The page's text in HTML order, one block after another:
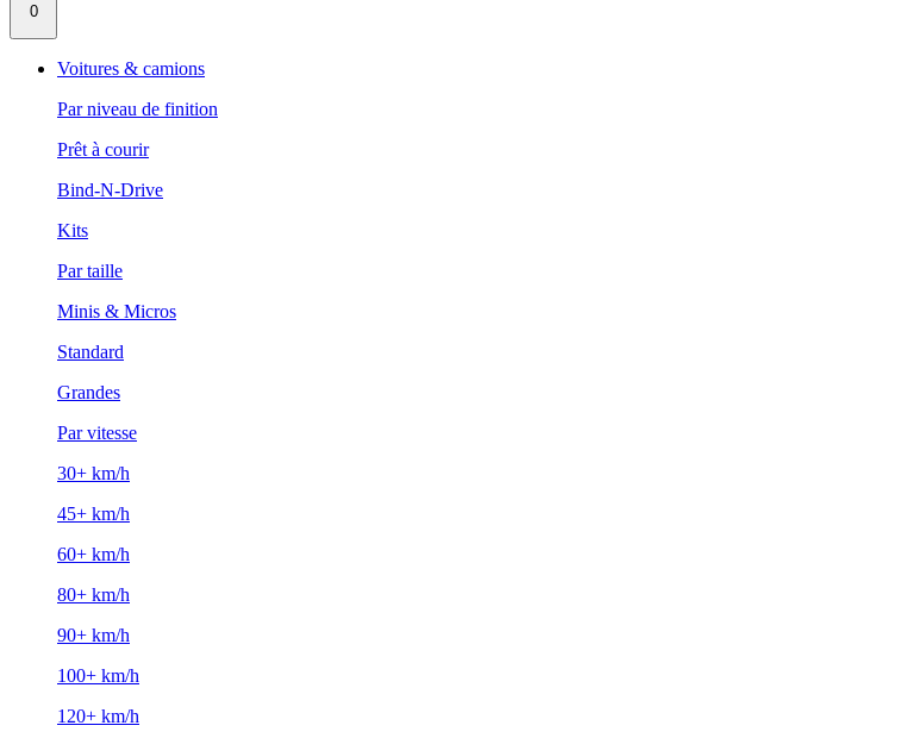
0
Voitures & camions
Par niveau de finition
Prêt à courir
Bind-N-Drive
Kits
Par taille
Minis & Micros
Standard
Grandes
Par vitesse
30+ km/h
45+ km/h
60+ km/h
80+ km/h
90+ km/h
100+ km/h
120+ km/h